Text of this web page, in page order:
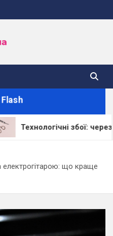
збої: через що
електрогітарою: що краще